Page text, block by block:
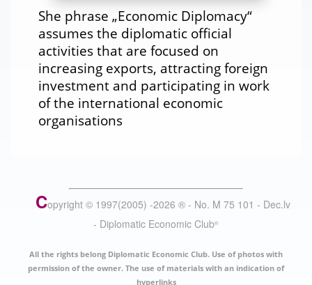
She phrase „Economic Diplomacy“
assumes the diplomatic official
activities that are focused on
increasing exports, attracting foreign
investment and participating in work
of the international economic
organisations
Copyright © 1997(2005) -2026 ® - No. M 75 101 - Dec.lv
- Diplomatic Economic Club®
All the rights belong Diplomatic Economic Club. Use of photos with
permission of the owner. The use of materials with an indication of
hyperlinks